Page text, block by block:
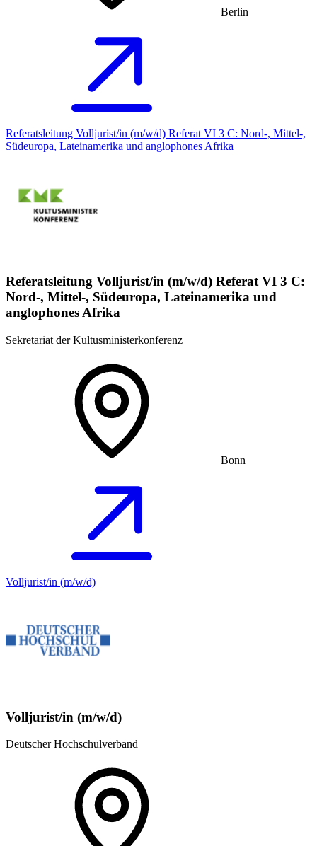
Berlin
Referatsleitung Volljurist/in (m/w/d) Referat VI 3 C: Nord-, Mittel-,
Südeuropa, Lateinamerika und anglophones Afrika
Referatsleitung Volljurist/in (m/w/d) Referat VI 3 C:
Nord-, Mittel-, Südeuropa, Lateinamerika und
anglophones Afrika
Sekretariat der Kultusministerkonferenz
Bonn
Volljurist/in (m/w/d)
Volljurist/in (m/w/d)
Deutscher Hochschulverband